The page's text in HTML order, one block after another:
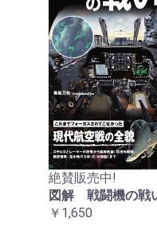
絶賛販売中!
図解 戦闘機の戦
￥1,650